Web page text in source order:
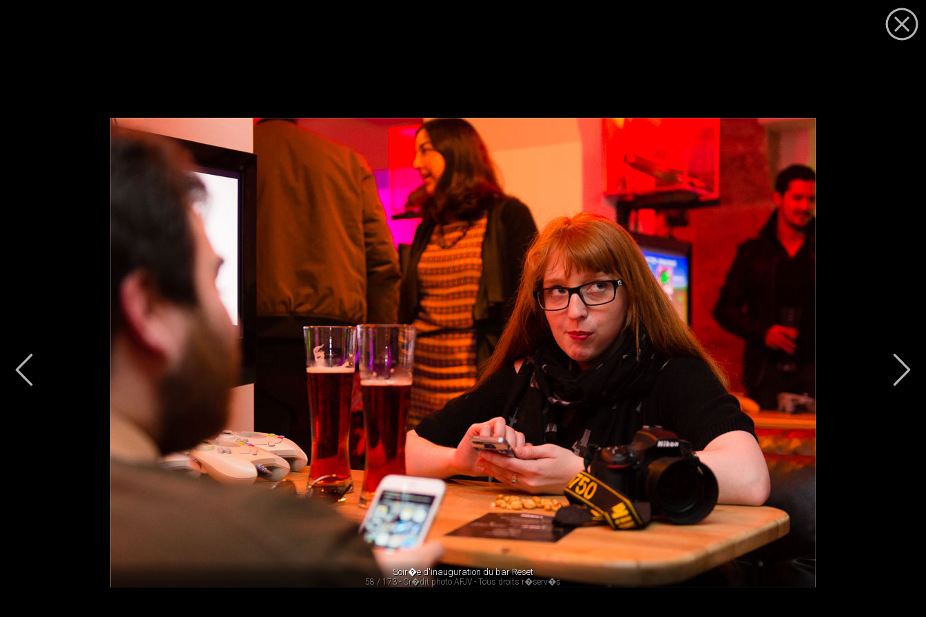
Soir�e d'inauguration du bar Reset
58 / 173 - Cr�dit photo AFJV - Tous droits r�serv�s